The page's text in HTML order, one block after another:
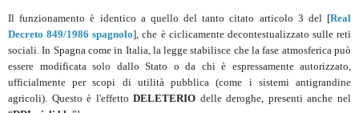
Il funzionamento è identico a quello del tanto citato articolo 3 del [Real
Decreto 849/1986 spagnolo], che è ciclicamente decontestualizzato sulle reti
sociali. In Spagna come in Italia, la legge stabilisce che la fase atmosferica può
essere modificata solo dallo Stato o da chi è espressamente autorizzato,
ufficialmente per scopi di utilità pubblica (come i sistemi antigrandine
agricoli). Questo è l'effettoDELETERIO delle deroghe, presenti anche nel